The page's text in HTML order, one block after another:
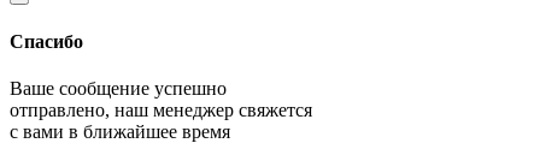
Спасибо
Ваше сообщение успешно
отправлено, наш менеджер свяжется
с вами в ближайшее время